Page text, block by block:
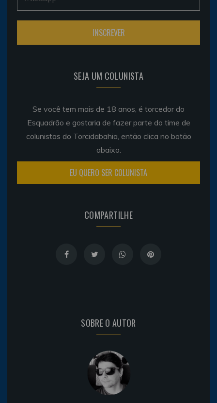
SEJA UM COLUNISTA
Se você tem mais de 18 anos, é torcedor do
Esquadrão e gostaria de fazer parte do time de
colunistas do Torcidabahia, então clica no botão
abaixo.
EU QUERO SER COLUNISTA
COMPARTILHE
SOBRE O AUTOR